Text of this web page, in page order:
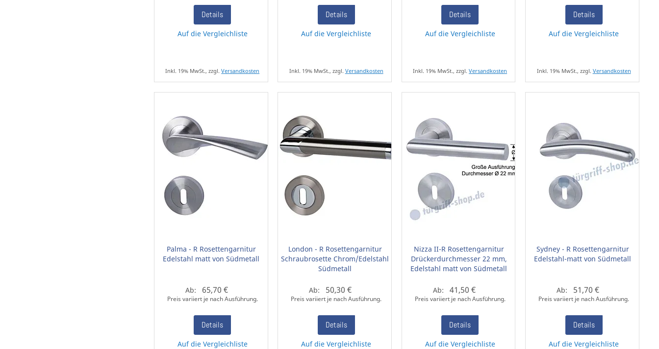
Details
Auf die Vergleichliste
Inkl. 19% MwSt., zzgl.Versandkosten
Details
Auf die Vergleichliste
Inkl. 19% MwSt., zzgl. Versandkosten
Details
Auf die Vergleichliste
Inkl. 19% MwSt., zzgl.Versandkosten
Details
Auf die Vergleichliste
Inkl. 19% MwSt., zzgl. Versandkosten
Palma - R Rosettengarnitur
Edelstahl matt von Südmetall
Ab: 65,70 €
Preis variiert je nach Ausführung.
Details
Auf die Vergleichliste
London - R Rosettengarnitur
Schraubrosette Chrom/Edelstahl
Südmetall
Ab: 50,30 €
Preis variiert je nach Ausführung.
Details
Auf die Vergleichliste
Nizza II-R Rosettengarnitur
Drückerdurchmesser 22 mm,
Edelstahl matt von Südmetall
Ab: 41,50 €
Preis variiert je nach Ausführung.
Details
Auf die Vergleichliste
Sydney - R Rosettengarnitur
Edelstahl-matt von Südmetall
Ab: 51,70 €
Preis variiert je nach Ausführung.
Details
Auf die Vergleichliste